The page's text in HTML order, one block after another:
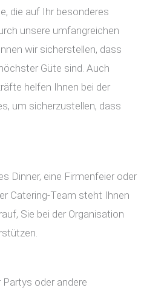
die auf Ihr besonderes
unsere umfangreichen
wir sicherstellen, dass
Güte sind. Auch
helfen Ihnen bei der
um sicherzustellen, dass
Dinner, eine Firmenfeier oder
Catering-Team steht Ihnen
Sie bei der Organisation
oder andere